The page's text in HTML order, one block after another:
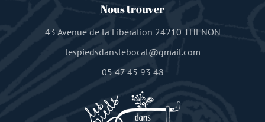
Nous trouver
43 Avenue de la Libération 24210 THENON
lespiedsdanslebocal@gmail.com
05 47 45 93 48